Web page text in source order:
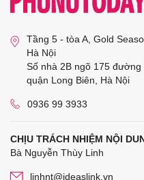
Tầng 5 - tòa A, Gold
Hà Nội
Số nhà 2B ngõ 175 đường
quận Long Biên, Hà Nội
0936 99 3933
CHỊU TRÁCH NHIỆM NỘI
Bà Nguyễn Thùy Linh
linhnt@ideaslink.vn